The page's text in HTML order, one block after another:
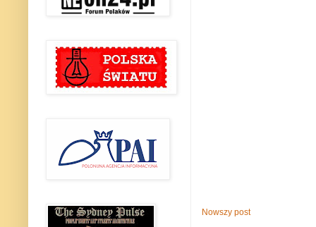
Nowszy post